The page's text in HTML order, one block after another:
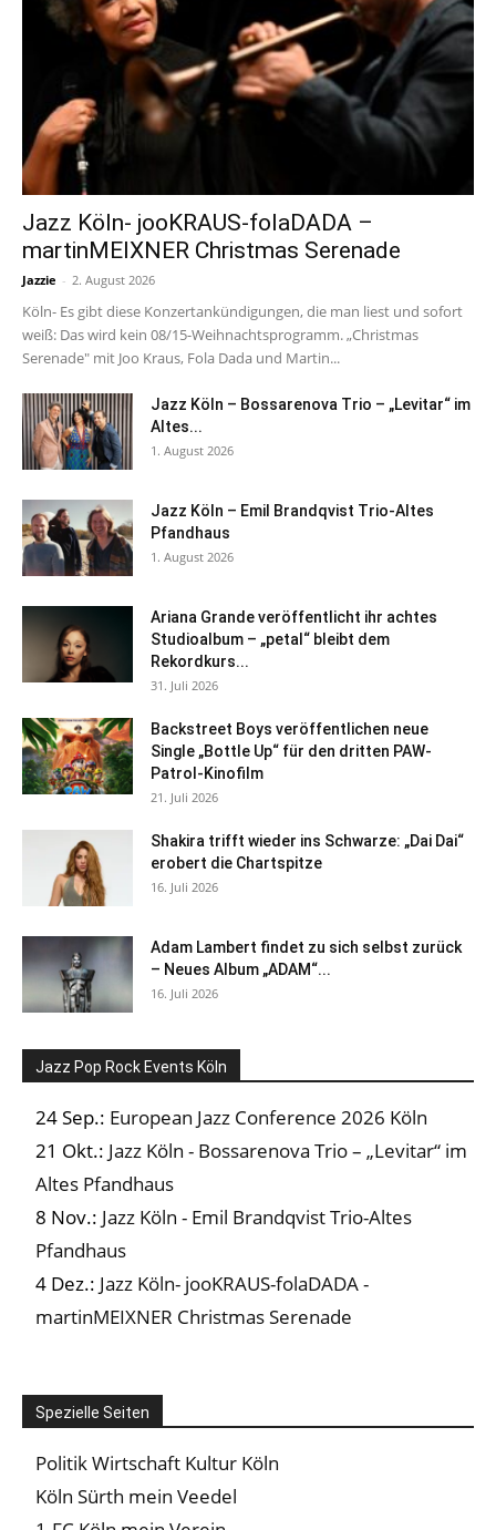
Jazz Köln- jooKRAUS-folaDADA –
martinMEIXNER Christmas Serenade
Jazzie - 2. August 2026
Köln- Es gibt diese Konzertankündigungen, die man liest und sofort
weiß: Das wird kein 08/15-Weihnachtsprogramm. „Christmas
Serenade" mit Joo Kraus, Fola Dada und Martin...
Jazz Köln – Bossarenova Trio – „Levitar“ im
Altes...
1. August 2026
Jazz Köln – Emil Brandqvist Trio-Altes
Pfandhaus
1. August 2026
Ariana Grande veröffentlicht ihr achtes
Studioalbum – „petal“ bleibt dem
Rekordkurs...
31. Juli 2026
Backstreet Boys veröffentlichen neue
Single „Bottle Up“ für den dritten PAW-
Patrol-Kinofilm
21. Juli 2026
Shakira trifft wieder ins Schwarze: „Dai Dai“
erobert die Chartspitze
16. Juli 2026
Adam Lambert findet zu sich selbst zurück
– Neues Album „ADAM“...
16. Juli 2026
Jazz Pop Rock Events Köln
24 Sep.: European Jazz Conference 2026 Köln
21 Okt.: Jazz Köln - Bossarenova Trio – „Levitar“ im
Altes Pfandhaus
8 Nov.: Jazz Köln - Emil Brandqvist Trio-Altes
Pfandhaus
4 Dez.: Jazz Köln- jooKRAUS-folaDADA -
martinMEIXNER Christmas Serenade
Spezielle Seiten
Politik Wirtschaft Kultur Köln
Köln Sürth mein Veedel